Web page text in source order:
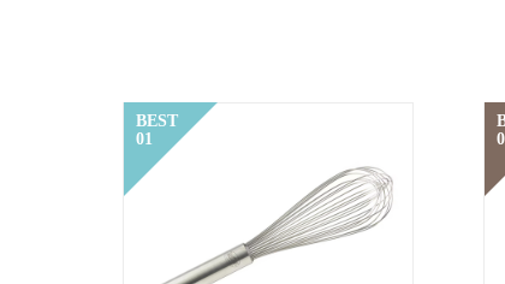
BEST
01